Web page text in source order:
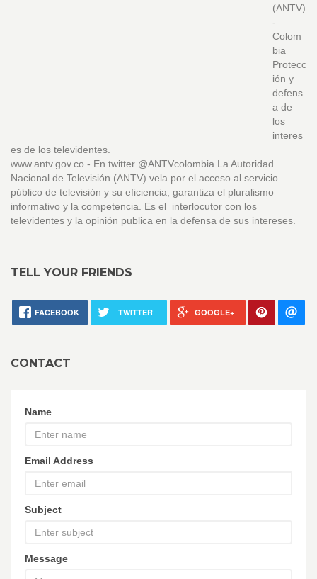
(ANTV)
-
Colom
bia
Protecc
ión y
defens
a de
los
interes
es de los televidentes.
www.antv.gov.co - En twitter @ANTVcolombia La Autoridad
Nacional de Televisión (ANTV) vela por el acceso al servicio
público de televisión y su eficiencia, garantiza el pluralismo
informativo y la competencia. Es el interlocutor con los
televidentes y la opinión publica en la defensa de sus intereses.
TELL YOUR FRIENDS
FACEBOOK TWITTER GOOGLE+
CONTACT
Name
Email Address
Subject
Message